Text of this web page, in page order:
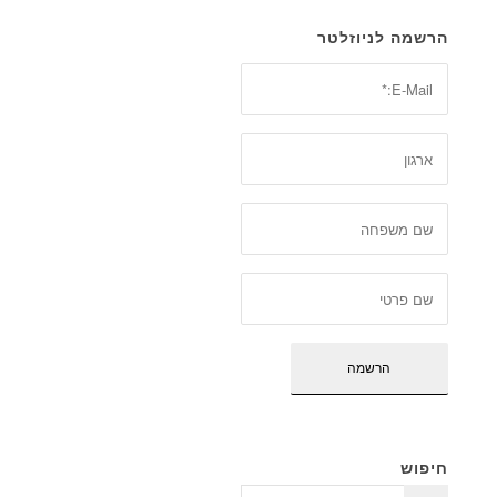
הרשמה לניוזלטר
חיפוש